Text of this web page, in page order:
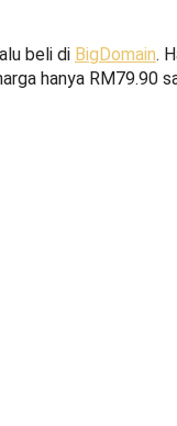
beli di BigDomain.
hanya RM79.90